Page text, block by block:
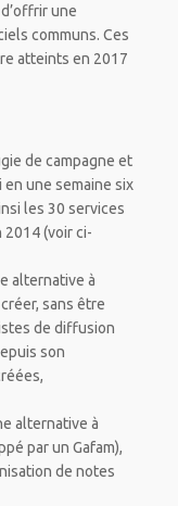
une
communs. Ces
atteints en 2017
de campagne et
une semaine six
les 30 services
(voir ci-
alternative à
sans être
de diffusion
son
alternative à
par un Gafam),
de notes